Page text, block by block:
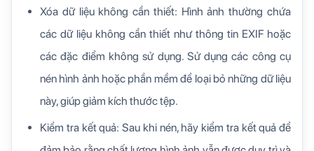
Xóa dữ liệu không cần thiết: Hình ảnh thường chứa
các dữ liệu không cần thiết như thông tin EXIF hoặc
các đặc điểm không sử dụng. Sử dụng các công cụ
nén hình ảnh hoặc phần mềm để loại bỏ những dữ liệu
này, giúp giảm kích thước tệp.
Kiểm tra kết quả: Sau khi nén, hãy kiểm tra kết quả để